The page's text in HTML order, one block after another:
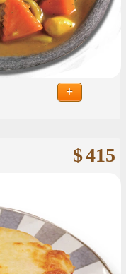
+
$415